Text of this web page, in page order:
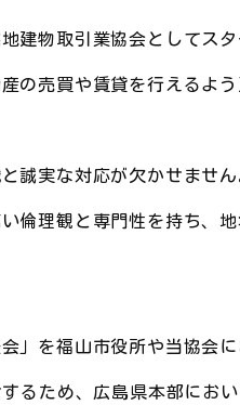
建物取引業協会としてスタ
売買や賃貸を行えるよ
誠実な対応が欠かせません
理観と専門性を持ち、
を福山市役所や当協会
ため、広島県本部にお